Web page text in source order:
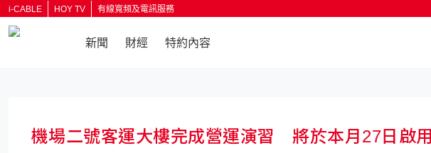
i-CABLE HOY TV 有線寬頻及電訊服務
新聞 財經 特約內容
機場二號客運大樓完成營運演習 將於本月27日啟用